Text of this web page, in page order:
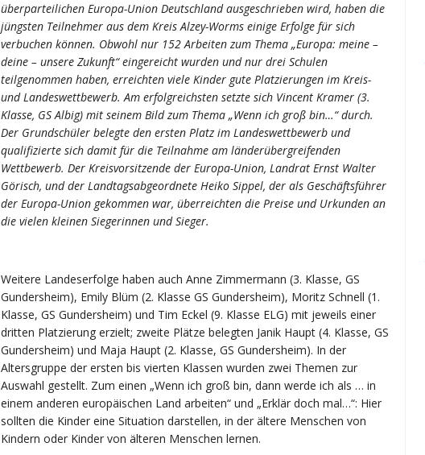
überparteilichen Europa-Union Deutschland ausgeschrieben wird, haben die
jüngsten Teilnehmer aus dem Kreis Alzey-Worms einige Erfolge für sich
verbuchen können. Obwohl nur 152 Arbeiten zum Thema „Europa: meine –
deine – unsere Zukunft“ eingereicht wurden und nur drei Schulen
teilgenommen haben, erreichten viele Kinder gute Platzierungen im Kreis-
und Landeswettbewerb. Am erfolgreichsten setzte sich Vincent Kramer (3.
Klasse, GS Albig) mit seinem Bild zum Thema „Wenn ich groß bin…“ durch.
Der Grundschüler belegte den ersten Platz im Landeswettbewerb und
qualifizierte sich damit für die Teilnahme am länderübergreifenden
Wettbewerb. Der Kreisvorsitzende der Europa-Union, Landrat Ernst Walter
Görisch, und der Landtagsabgeordnete Heiko Sippel, der als Geschäftsführer
der Europa-Union gekommen war, überreichten die Preise und Urkunden an
die vielen kleinen Siegerinnen und Sieger.
Weitere Landeserfolge haben auch Anne Zimmermann (3. Klasse, GS
Gundersheim), Emily Blüm (2. Klasse GS Gundersheim), Moritz Schnell (1.
Klasse, GS Gundersheim) und Tim Eckel (9. Klasse ELG) mit jeweils einer
dritten Platzierung erzielt; zweite Plätze belegten Janik Haupt (4. Klasse, GS
Gundersheim) und Maja Haupt (2. Klasse, GS Gundersheim). In der
Altersgruppe der ersten bis vierten Klassen wurden zwei Themen zur
Auswahl gestellt. Zum einen „Wenn ich groß bin, dann werde ich als … in
einem anderen europäischen Land arbeiten“ und „Erklär doch mal…“: Hier
sollten die Kinder eine Situation darstellen, in der ältere Menschen von
Kindern oder Kinder von älteren Menschen lernen.